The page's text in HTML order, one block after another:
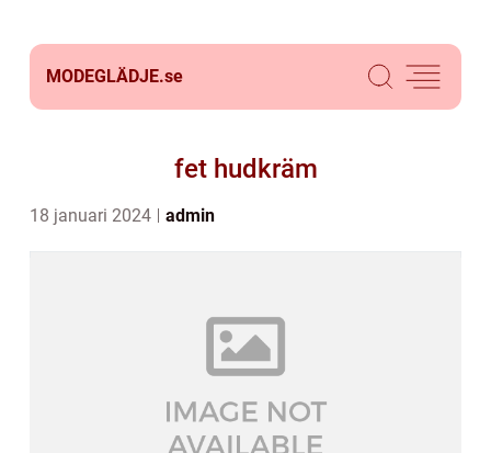
MODEGLÄDJE.se
fet hudkräm
18 januari 2024 admin